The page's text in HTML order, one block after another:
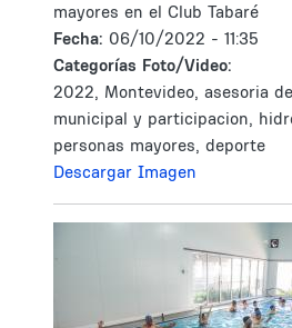
mayores en el Club Tabaré
Fecha: 06/10/2022 - 11:35
Categorías Foto/Video:
2022, Montevideo, asesoria
municipal y participacion,
personas mayores, deporte
Descargar Imagen